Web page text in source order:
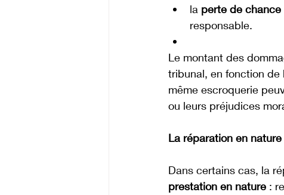
la perte de chance
responsable.
Le montant des
tribunal, en fonction
même escroquerie
ou leurs préjudices
La réparation en nature
Dans certains cas, la
prestation en nature :